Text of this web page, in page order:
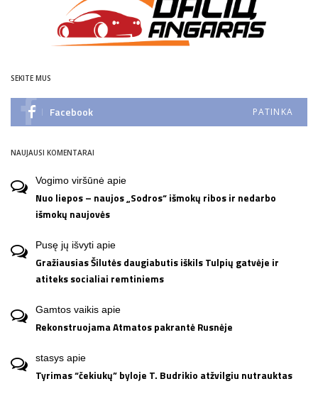
SEKITE MUS
Facebook PATINKA
NAUJAUSI KOMENTARAI
Vogimo viršūnė apie
Nuo liepos – naujos „Sodros“ išmokų ribos ir nedarbo
išmokų naujovės
Pusę jų išvyti apie
Gražiausias Šilutės daugiabutis iškils Tulpių gatvėje ir
atiteks socialiai remtiniems
Gamtos vaikis apie
Rekonstruojama Atmatos pakrantė Rusnėje
stasys apie
Tyrimas “čekiukų” byloje T. Budrikio atžvilgiu nutrauktas